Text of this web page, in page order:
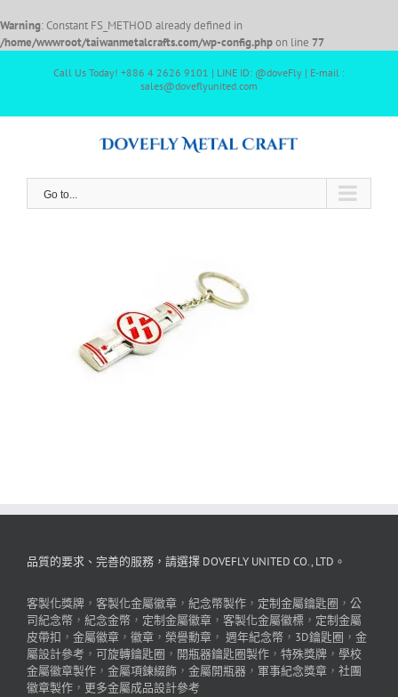
Warning: Constant FS_METHOD already defined in
/home/wwwroot/taiwanmetalcrafts.com/wp-config.phpon line 77
Call Us Today! +886 4 2626 9101 | LINE ID: @doveFly | E-mail :
sales@doveflyunited.com
Go to...
品質的要求、完善的服務，請選擇 DOVEFLY UNITED CO., LTD。
客製化獎牌 ， 客製化金屬徽章 ， 紀念幣製作 ， 定制金屬鑰匙圈 ， 公
司紀念幣 ， 紀念金幣 ， 定制金屬徽章 ， 客製化金屬徽標 ， 定制金屬
皮帶扣 ， 金屬徽章 ， 徽章 ， 榮譽勳章 ， 週年紀念幣 ， 3D鑰匙圈 ， 金
屬設計參考 ， 可旋轉鑰匙圈 ， 開瓶器鑰匙圈製作 ， 特殊獎牌 ， 學校
金屬徽章製作 ， 金屬項鍊綴飾 ， 金屬開瓶器 ， 軍事紀念獎章 ， 社團
徽章製作 ， 更多金屬成品設計參考